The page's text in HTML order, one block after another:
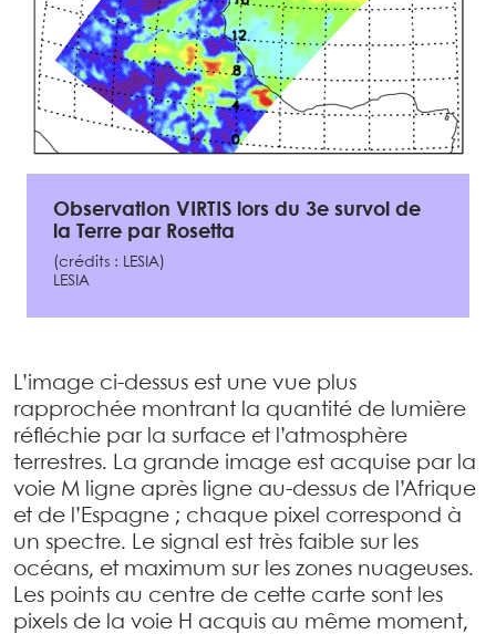
Observation VIRTIS lors du 3e survol de
la Terre par Rosetta
(crédits : LESIA)
LESIA
L’image ci-dessus est une vue plus
rapprochée montrant la quantité de lumière
réfléchie par la surface et l’atmosphère
terrestres. La grande image est acquise par la
voie M ligne après ligne au-dessus de l’Afrique
et de l’Espagne ; chaque pixel correspond à
un spectre. Le signal est très faible sur les
océans, et maximum sur les zones nuageuses.
Les points au centre de cette carte sont les
pixels de la voie H acquis au même moment,